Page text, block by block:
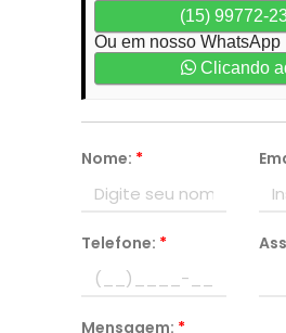
(15) 99772-
Ou em nosso WhatsApp
Clicando
Nome: *
Telefone: *
Mensagem: *